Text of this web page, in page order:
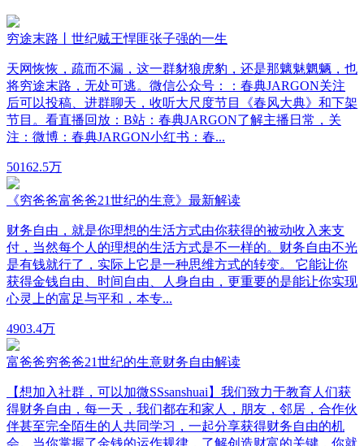
穷途末路丨世纪贼王悍匪张子强的一生
天网恢恢，疏而不漏，这一群豺狼虎豹，还是那魑魅魍魉，也
将穷途末路，无处可逃。微信公众号：：春典JARGON关注
后可以投稿、进群聊天，收听大尺度节目《春风大典》和下架
节目。看直播回放：B站：春典JARGON了解主播日常，关
注：微博：春典JARGON小红书：春...
50162.5万
《穷爸爸富爸爸21世纪的生意》最新解读
财务自由，就是你理想的生活方式由你获得的被动收入来支
付，当然每个人的理想的生活方式是不一样的。财务自由不光
是有钱就行了，实际上它是一种思维方式的转变。 它能让你
获得金钱自由、时间自由、人身自由，更重要的是能让你实现
心灵上的富足与平和，本专...
4903.4万
富爸爸穷爸爸21世纪的生意财务自由解读
【想加入社群，可以加微SSsanshuai】我们致力于教育人们获
得财务自由，每一天，我们都在和家人，朋友，邻居，合作伙
伴甚至完全陌生的人共同学习，一起分享获得财务自由的机
会。当你掌握了金钱的运作规律，了解创造财富的关键，你就